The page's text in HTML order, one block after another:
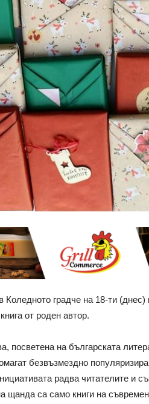
Коледното градче на 18-ти
от роден автор.
посветена на българската
безвъзмездно
радва читателите и
щанда са само книги на